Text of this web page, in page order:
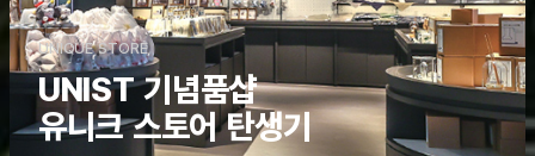
UNIQUE STORE
UNIST 기념품샵
유니크 스토어 탄생기